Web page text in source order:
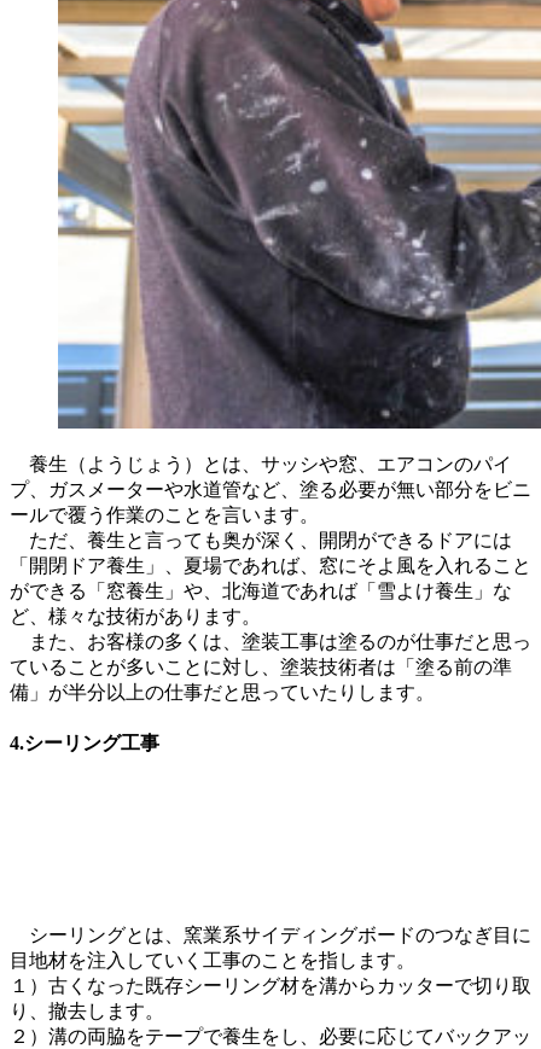
養生（ようじょう）とは、サッシや窓、エアコンのパイ
プ、ガスメーターや水道管など、塗る必要が無い部分をビニ
ールで覆う作業のことを言います。
ただ、養生と言っても奥が深く、開閉ができるドアには
「開閉ドア養生」、夏場であれば、窓にそよ風を入れること
ができる「窓養生」や、北海道であれば「雪よけ養生」な
ど、様々な技術があります。
また、お客様の多くは、塗装工事は塗るのが仕事だと思っ
ていることが多いことに対し、塗装技術者は「塗る前の準
備」が半分以上の仕事だと思っていたりします。
4.シーリング工事
シーリングとは、窯業系サイディングボードのつなぎ目に
目地材を注入していく工事のことを指します。
１）古くなった既存シーリング材を溝からカッターで切り取
り、撤去します。
２）溝の両脇をテープで養生をし、必要に応じてバックアッ